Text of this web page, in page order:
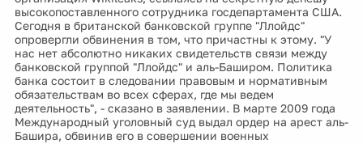
высокопоставленного сотрудника госдепартамента США.
Сегодня в британской банковской группе "Ллойдс"
опровергли обвинения в том, что причастны к этому. "У
нас нет абсолютно никаких свидетельств связи между
банковской группой "Ллойдс" и аль-Баширом. Политика
банка состоит в следовании правовым и нормативным
обязательствам во всех сферах, где мы ведем
деятельность", - сказано в заявлении. В марте 2009 года
Международный уголовный суд выдал ордер на арест аль-
Башира, обвинив его в совершении военных